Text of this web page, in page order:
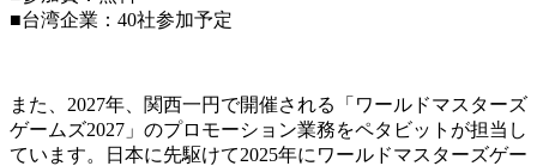
■台湾企業：40社参加予定
また、2027年、関西一円で開催される「ワールドマスターズ
ゲームズ2027」のプロモーション業務をペタビットが担当し
ています。日本に先駆けて2025年にワールドマスターズゲー